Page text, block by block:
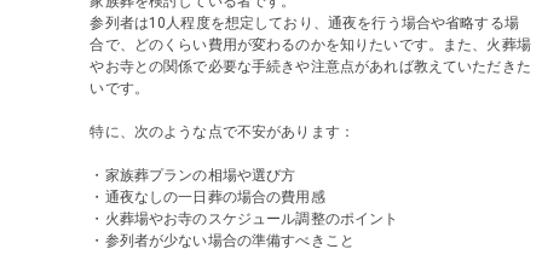
参列者は10人程度を想定しており、通夜を行う場合や省略する場
合で、どのくらい費用が変わるのかを知りたいです。また、火葬場
やお寺との関係で必要な手続きや注意点があれば教えていただきた
いです。
特に、次のような点で不安があります：
・家族葬プランの相場や選び方
・通夜なしの一日葬の場合の費用感
・火葬場やお寺のスケジュール調整のポイント
・参列者が少ない場合の準備すべきこと